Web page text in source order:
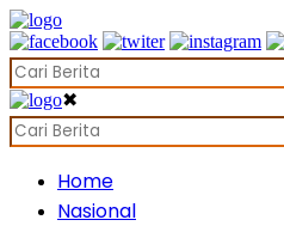
✖
Home
Nasional